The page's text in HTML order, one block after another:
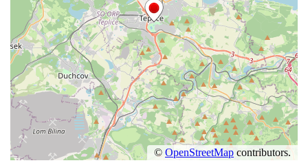
Údajný kříž u domu čp. 283 ve Chřibské
Kříž jižně od Bukolu
Kříž na návsi v Bukolu
Centrální kříž hřbitova v Hrobčicích
Kříž u silnice z Chouče do Mirošovic
Centrální kříž hřbitova v Chouči
Kříž na rozcestí v Záluží
Kříž v ulici V Zátiší v Dobříni